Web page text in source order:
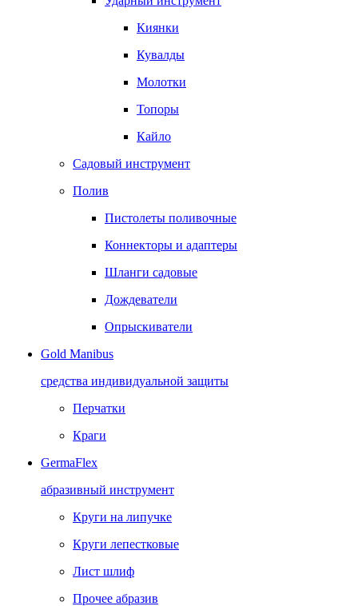
Киянки
Кувалды
Молотки
Топоры
Кайло
Садовый инструмент
Полив
Пистолеты поливочные
Коннекторы и адаптеры
Шланги садовые
Дождеватели
Опрыскиватели
Gold Manibus
средства индивидуальной защиты
Перчатки
Краги
GermaFlex
абразивный инструмент
Круги на липучке
Круги лепестковые
Лист шлиф
Прочее абразив